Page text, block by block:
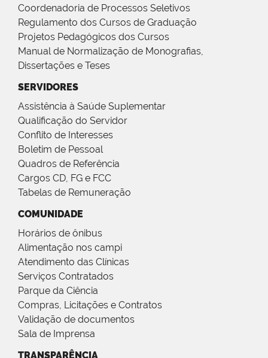
Coordenadoria de Processos Seletivos
Regulamento dos Cursos de Graduação
Projetos Pedagógicos dos Cursos
Manual de Normalização de Monografias,
Dissertações e Teses
SERVIDORES
Assistência à Saúde Suplementar
Qualificação do Servidor
Conflito de Interesses
Boletim de Pessoal
Quadros de Referência
Cargos CD, FG e FCC
Tabelas de Remuneração
COMUNIDADE
Horários de ônibus
Alimentação nos campi
Atendimento das Clínicas
Serviços Contratados
Parque da Ciência
Compras, Licitações e Contratos
Validação de documentos
Sala de Imprensa
TRANSPARÊNCIA